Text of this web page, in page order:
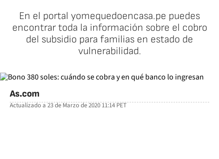
En el portal yomequedoencasa.pe puedes
encontrar toda la información sobre el cobro
del subsidio para familias en estado de
vulnerabilidad.
As.com
Actualizado a23 de Marzo de 2020 11:14PET